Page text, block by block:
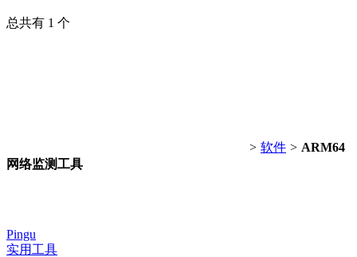
总共有 1 个
> 软件 > ARM64
网络监测工具
Pingu
实用工具